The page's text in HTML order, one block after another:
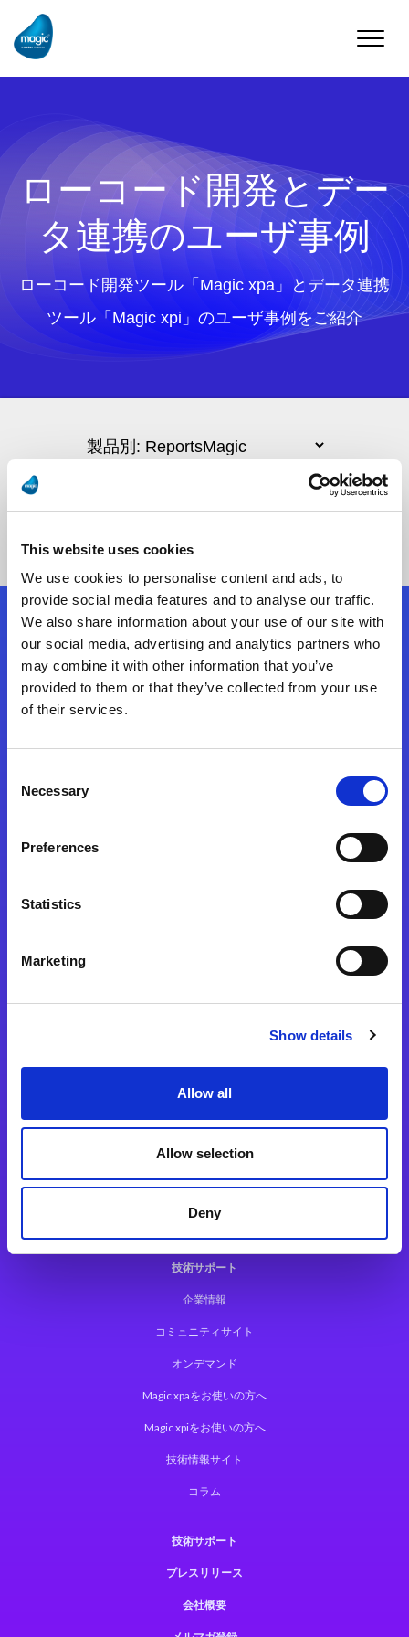
This website uses cookies
We use cookies to personalise content and ads, to
provide social media features and to analyse our traffic.
We also share information about your use of our site with
our social media, advertising and analytics partners who
may combine it with other information that you’ve
provided to them or that they’ve collected from your use
of their services.
Selection
Necessary
Preferences
Statistics
Marketing
Show details
Allow all
Allow selection
Deny
Toggle
ローコード開発とデー
タ連携のユーザ事例
ローコード開発ツール「Magic xpa」とデータ連携
ツール「Magic xpi」のユーザ事例をご紹介
お問合せ
フォローする
Magic xpa関連ソフトウェア
Magic xpi
Magic xpi製品詳細
Magic xpi購入後手続きのご案内
Magic xpi Cloud Gateway
技術サポート
企業情報
コミュニティサイト
オンデマンド
Magic xpaをお使いの方へ
Magic xpiをお使いの方へ
技術情報サイト
コラム
技術サポート
プレスリリース
会社概要